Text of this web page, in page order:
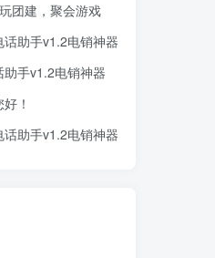
团建，聚会游戏
话助手v1.2电销神器
助手v1.2电销神器
！
话助手v1.2电销神器